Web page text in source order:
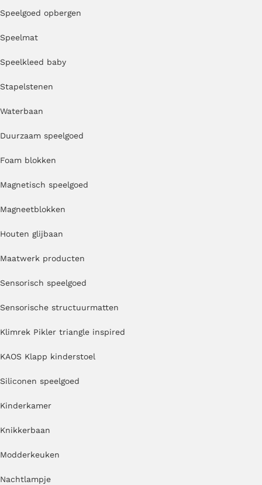
Speelgoed opbergen
Speelmat
Speelkleed baby
Stapelstenen
Waterbaan
Duurzaam speelgoed
Foam blokken
Magnetisch speelgoed
Magneetblokken
Houten glijbaan
Maatwerk producten
Sensorisch speelgoed
Sensorische structuurmatten
Klimrek Pikler triangle inspired
KAOS Klapp kinderstoel
Siliconen speelgoed
Kinderkamer
Knikkerbaan
Modderkeuken
Nachtlampje